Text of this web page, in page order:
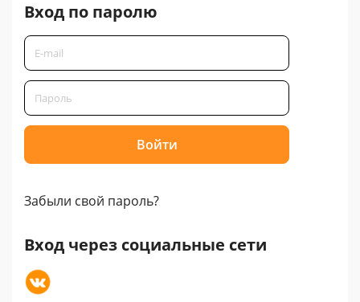
Вход по паролю
Забыли свой пароль?
Вход через социальные сети